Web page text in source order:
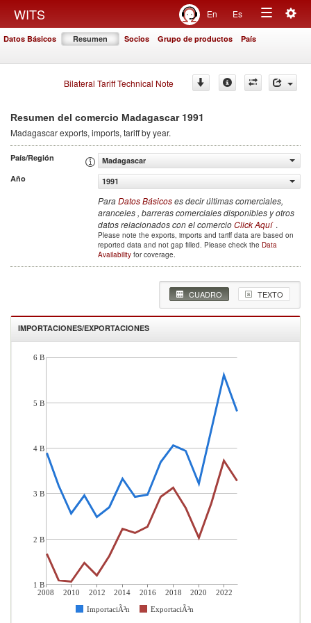
WITS En Es
Toggle
Datos Básicos Resumen Socios Grupo de productos País
Bilateral Tariff Technical Note
Resumen del comercio Madagascar 1991
Madagascarexports, imports, tariff by year.
País/Región
Madagascar
Año
1991
ParaDatos Básicoses decir últimas comerciales,
aranceles , barreras comerciales disponibles y otros
datos relacionados con el comercioClick Aquí .
Please note the exports, imports and tariff data are based on
reported data and not gap filled. Please check the Data
Availability for coverage.
CUADRO TEXTO
IMPORTACIONES/EXPORTACIONES
2008 2010 2012 2014 2016 2018 2020 2022
ImportaciÃ³n ExportaciÃ³n
6 B
5 B
4 B
3 B
2 B
1 B